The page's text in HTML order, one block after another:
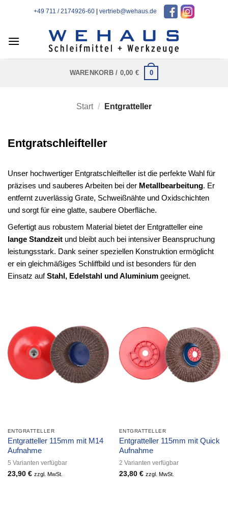
+49 711 / 2174926-60 vertrieb@wehaus.de
WARENKORB / 0,00 € 0
Start / Entgratteller
Entgratschleifteller
Unser hochwertiger Entgratschleifteller ist die perfekte Wahl für
präzises und sauberes Arbeiten bei der Metallbearbeitung. Er
entfernt zuverlässig Grate, Schweißnähte und Oxidschichten
und sorgt für eine glatte, saubere Oberfläche.
Gefertigt aus robustem Material bietet der Entgratteller eine
lange Standzeit und bleibt auch bei intensiver Beanspruchung
leistungsstark. Dank seiner speziellen Konstruktion ermöglicht
er ein gleichmäßiges Schliffbild und ist besonders für den
Einsatz aufStahl, Edelstahl und Aluminium geeignet.
ENTGRATTELLER
Entgratteller 115mm mit M14
Aufnahme
5 Varianten verfügbar
23,90 € zzgl. MwSt.
ENTGRATTELLER
Entgratteller 115mm mit Quick
Aufnahme
2 Varianten verfügbar
23,80 € zzgl. MwSt.